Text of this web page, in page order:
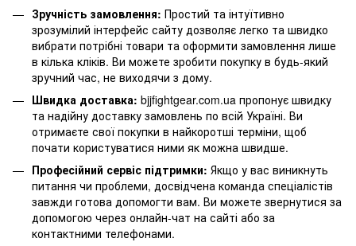
Зручність замовлення: Простий та інтуїтивно
зрозумілий інтерфейс сайту дозволяє легко та швидко
вибрати потрібні товари та оформити замовлення лише
в кілька кліків. Ви можете зробити покупку в будь-який
зручний час, не виходячи з дому.
Швидка доставка: bjjfightgear.com.ua пропонує швидку
та надійну доставку замовлень по всій Україні. Ви
отримаєте свої покупки в найкоротші терміни, щоб
почати користуватися ними як можна швидше.
Професійний сервіс підтримки: Якщо у вас виникнуть
питання чи проблеми, досвідчена команда спеціалістів
завжди готова допомогти вам. Ви можете звернутися за
допомогою через онлайн-чат на сайті або за
контактними телефонами.